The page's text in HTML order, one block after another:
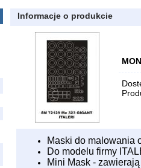
Informacje o produkcie
Maski do malowania
Do modelu firmy
Mini Mask -